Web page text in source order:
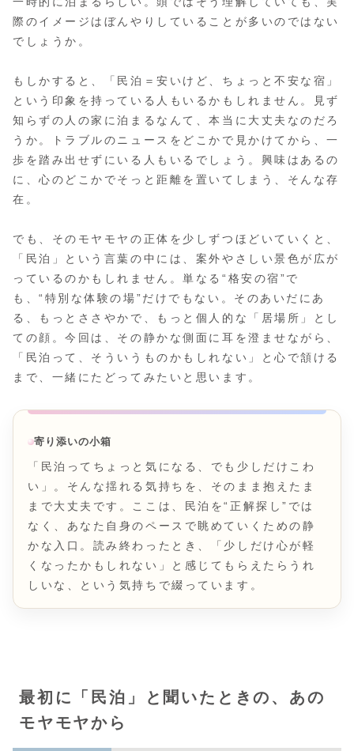
際のイメージはぼんやりしていることが多いのではない
でしょうか。
もしかすると、「民泊＝安いけど、ちょっと不安な宿」
という印象を持っている人もいるかもしれません。見ず
知らずの人の家に泊まるなんて、本当に大丈夫なのだろ
うか。トラブルのニュースをどこかで見かけてから、一
歩を踏み出せずにいる人もいるでしょう。興味はあるの
に、心のどこかでそっと距離を置いてしまう、そんな存
在。
でも、そのモヤモヤの正体を少しずつほどいていくと、
「民泊」という言葉の中には、案外やさしい景色が広が
っているのかもしれません。単なる“格安の宿”で
も、“特別な体験の場”だけでもない。そのあいだにあ
る、もっとささやかで、もっと個人的な「居場所」とし
ての顔。今回は、その静かな側面に耳を澄ませながら、
「民泊って、そういうものかもしれない」と心で頷ける
まで、一緒にたどってみたいと思います。
寄り添いの小箱
「民泊ってちょっと気になる、でも少しだけこわ
い」。そんな揺れる気持ちを、そのまま抱えたま
まで大丈夫です。ここは、民泊を“正解探し”では
なく、あなた自身のペースで眺めていくための静
かな入口。読み終わったとき、「少しだけ心が軽
くなったかもしれない」と感じてもらえたらうれ
しいな、という気持ちで綴っています。
最初に「民泊」と聞いたときの、あの
モヤモヤから